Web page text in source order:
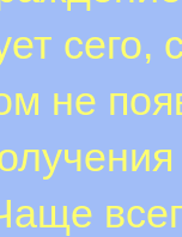
не